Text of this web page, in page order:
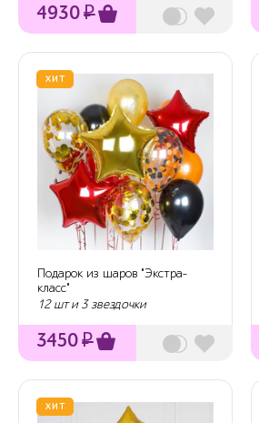
4930₽
ХИТ
Подарок из шаров "Экстра-
класс"
12 шт и 3 звездочки
3450₽
ХИТ